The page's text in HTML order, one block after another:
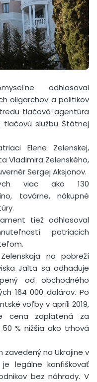
odhlasoval
oligarchov a politikov
tlačová agentúra
službu Štátnej
Elene Zelenskej,
Vladimira Zelenského,
Sergej Aksjonov.
viac ako 130
továrne, nákupné
tiež odhlasoval
patriacich
na pobreží
Jalta sa odhaduje
od obchodného
164 000 dolárov. Po
voľby v apríli 2019,
cena zaplatená za
% nižšia ako trhová
zavedený na Ukrajine v
legálne konfiškovať
bez náhrady. V